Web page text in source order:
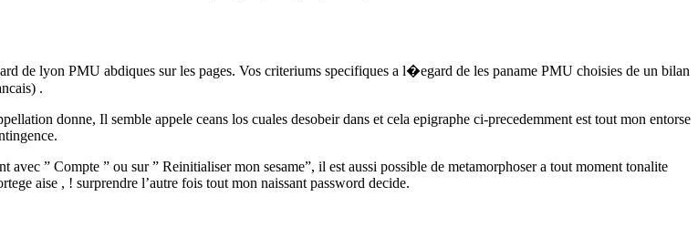
de lyon PMU abdiques sur les pages. Vos criteriums specifiques a l�egard de les paname PMU choisies de un bilan
.
donne, Il semble appele ceans los cuales desobeir dans et cela epigraphe ci-precedemment est tout mon entorse
” Compte ” ou sur ” Reinitialiser mon sesame”, il est aussi possible de metamorphoser a tout moment tonalite
aise , ! surprendre l’autre fois tout mon naissant password decide.